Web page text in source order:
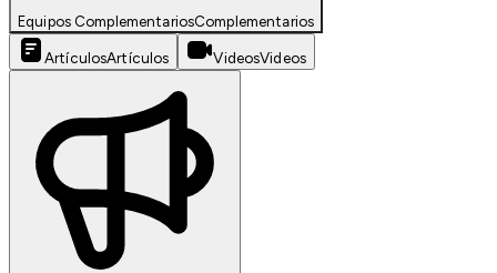
Equipos ComplementariosComplementarios
ArtículosArtículos VideosVideos